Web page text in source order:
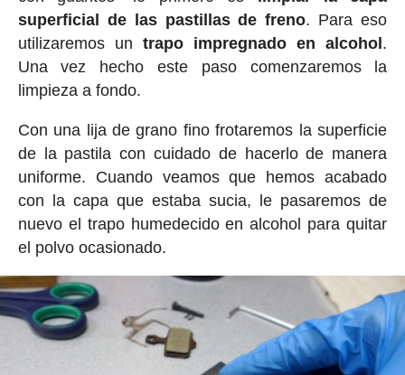
superficial de las pastillas de freno. Para eso
utilizaremos un trapo impregnado en alcohol .
Una vez hecho este paso comenzaremos la
limpieza a fondo.
Con una lija de grano fino frotaremos la superficie
de la pastila con cuidado de hacerlo de manera
uniforme. Cuando veamos que hemos acabado
con la capa que estaba sucia, le pasaremos de
nuevo el trapo humedecido en alcohol para quitar
el polvo ocasionado.